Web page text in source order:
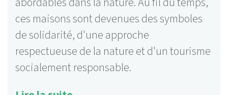
ces maisons sont devenues des symboles
de solidarité, d'une approche
respectueuse de la nature et d'un tourisme
socialement responsable.